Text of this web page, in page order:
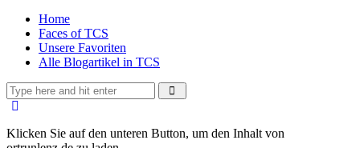
Home
Faces of TCS
Unsere Favoriten
Alle Blogartikel in TCS
Klicken Sie auf den unteren Button, um den Inhalt von